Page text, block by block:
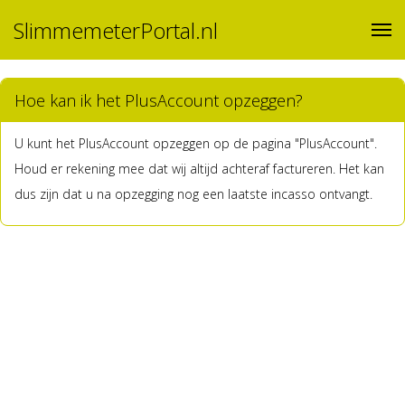
SlimmemeterPortal.nl
Hoe kan ik het PlusAccount opzeggen?
U kunt het PlusAccount opzeggen op de pagina "PlusAccount".
Houd er rekening mee dat wij altijd achteraf factureren. Het kan
dus zijn dat u na opzegging nog een laatste incasso ontvangt.